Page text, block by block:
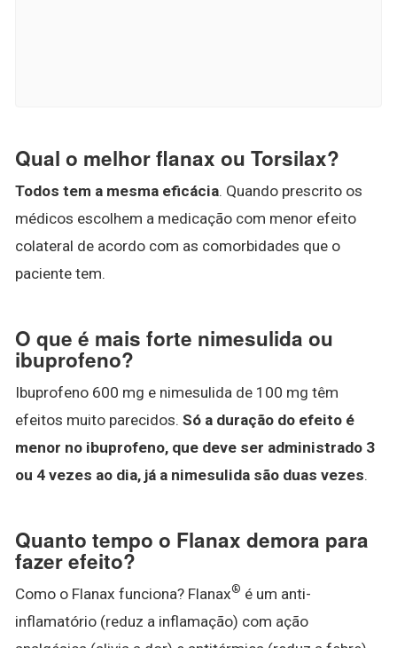
Qual o melhor flanax ou Torsilax?
Todos tem a mesma eficácia. Quando prescrito os
médicos escolhem a medicação com menor efeito
colateral de acordo com as comorbidades que o
paciente tem.
O que é mais forte nimesulida ou
ibuprofeno?
Ibuprofeno 600 mg e nimesulida de 100 mg têm
efeitos muito parecidos. Só a duração do efeito é
menor no ibuprofeno, que deve ser administrado 3
ou 4 vezes ao dia, já a nimesulida são duas vezes.
Quanto tempo o Flanax demora para
fazer efeito?
Como o Flanax funciona? Flanax® é um anti-
inflamatório (reduz a inflamação) com ação